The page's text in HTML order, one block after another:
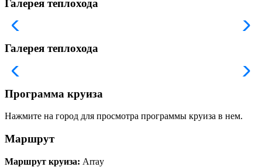
Галерея теплохода
Галерея теплохода
Программа круиза
Нажмите на город для просмотра программы круиза в нем.
Маршрут
Маршрут круиза: Array